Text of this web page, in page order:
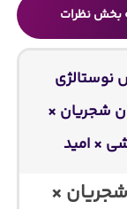
بخش نظرات
نوستالژی
شجریان ×
× امید
×